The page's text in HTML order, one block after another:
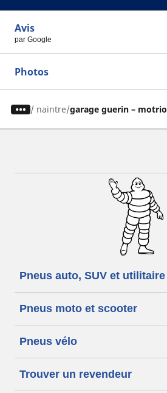
Avis
par Google
Photos
/ naintre garage guerin – motrio
Pneus auto, SUV et utilitaire
Pneus moto et scooter
Pneus vélo
Trouver un revendeur